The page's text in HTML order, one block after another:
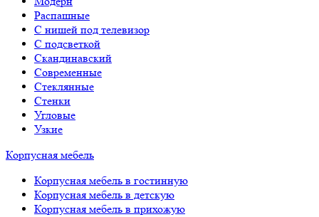
Распашные
С нишей под телевизор
С подсветкой
Скандинавский
Современные
Стеклянные
Стенки
Угловые
Узкие
Корпусная мебель
Корпусная мебель в гостинную
Корпусная мебель в детскую
Корпусная мебель в прихожую